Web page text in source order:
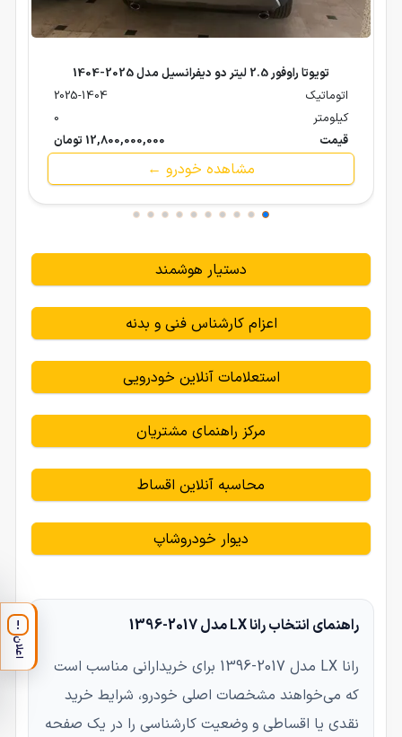
تویوتا راوفور 2.5 لیتر دو دیفرانسیل مدل 2025-1404
اتوماتیک
2025-1404
کیلومتر
0
قیمت
12,800,000,000 تومان
مشاهده خودرو ←
دستیار هوشمند
اعزام کارشناس فنی و بدنه
استعلامات آنلاین خودرویی
مرکز راهنمای مشتریان
محاسبه آنلاین اقساط
دیوار خودروشاپ
راهنمای انتخاب رانا LX مدل 2017-1396
رانا LX مدل 2017-1396 برای خریدارانی مناسب است
که می‌خواهند مشخصات اصلی خودرو، شرایط خرید
نقدی یا اقساطی و وضعیت کارشناسی را در یک صفحه
!
اعلان